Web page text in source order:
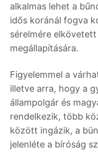
alkalmas lehet a
idős koránál fogva
sérelmére
megállapítására.
Figyelemmel a
illetve arra, hogy a
állampolgár és
rendelkezik, több
között ingázik, a
jelenléte a bíróság